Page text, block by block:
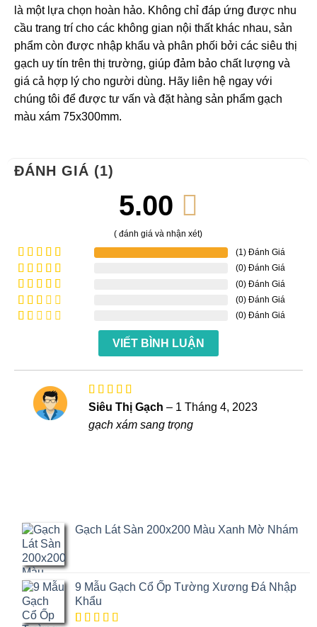
là một lựa chọn hoàn hảo. Không chỉ đáp ứng được nhu
cầu trang trí cho các không gian nội thất khác nhau, sản
phẩm còn được nhập khẩu và phân phối bởi các siêu thị
gạch uy tín trên thị trường, giúp đảm bảo chất lượng và
giá cả hợp lý cho người dùng. Hãy liên hệ ngay với
chúng tôi để được tư vấn và đặt hàng sản phẩm gạch
màu xám 75x300mm.
ĐÁNH GIÁ (1)
5.00
( đánh giá và nhận xét)
Được xếp
hạng 5
(1) Đánh Giá
Được
xếp
hạng 4
5 sao
(0) Đánh Giá
Được
xếp
hạng
(0) Đánh Giá
Được
(0) Đánh Giá
sao
(0) Đánh Giá
VIẾT BÌNH LUẬN
Được xếp
hạng 5
sao
Siêu Thị Gạch – 1 Tháng 4, 2023
gạch xám sang trọng
Gạch Lát Sàn 200x200 Màu Xanh Mờ Nhám
9 Mẫu Gạch Cổ Ốp Tường Xương Đá Nhập
Khẩu